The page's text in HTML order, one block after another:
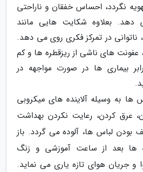
نگردد، احساس خفقان و ناراحتی
بعلاوه شکایت هایی مانند
ناتوانی در تمرکز فکری روی می دهد.
های ناشی از ریزقطره ها و کم
بیماری ها در صورت مواجهه در
ها به وسیله آلاینده های میکروبی
عرق کردن، رعایت نکردن بهداشت
بودن لباس ها، آلوده می گردد. باز
ها بعد از ساعت آموزشی و زنگ
و جریان هوای تازه یاری می نماید.